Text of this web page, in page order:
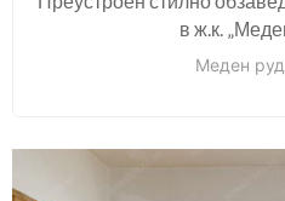
в ж.к.
Меден